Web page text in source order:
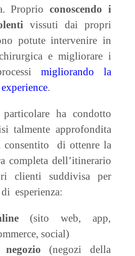
Proprio conoscendo i
vissuti dai propri
potute intervenire in
e migliorare i
migliorando la
.
ha condotto
talmente approfondita
consentito di ottenre la
completa dell’itinerario
clienti suddivisa per
esperienza:
(sito web, app,
social)
(negozi della